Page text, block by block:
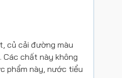
củ cải đường màu
Các chất này không
phẩm này, nước tiểu